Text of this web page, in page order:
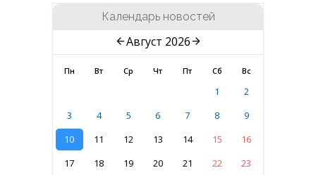
Календарь новостей
Август 2026
Пн Вт Ср Чт Пт Сб Вс
1
2
3
4 5 6 7 8
9
10
11 12 13 14 15
16
17
18 19 20 21 22
23